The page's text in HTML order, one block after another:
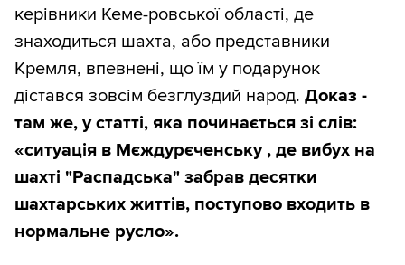
керівники Кеме-ровської області, де
знаходиться шахта, або представники
Кремля, впевнені, що їм у подарунок
дістався зовсім безглуздий народ. Доказ -
там же, у статті, яка починається зі слів:
«ситуація в Мєждурєченську , де вибух на
шахті "Распадська" забрав десятки
шахтарських життів, поступово входить в
нормальне русло».